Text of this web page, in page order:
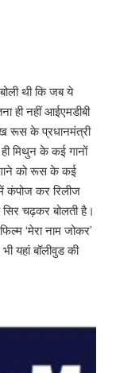
थी कि जब ये
ही नहीं आईएमडीबी
रूस के प्रधानमंत्री
मिथुन के कई गानों
गाने को रूस के कई
कंपोज कर रिलीज
सिर चढ़कर बोलती है।
‘मेरा नाम जोकर’
यहां बॉलीवुड की